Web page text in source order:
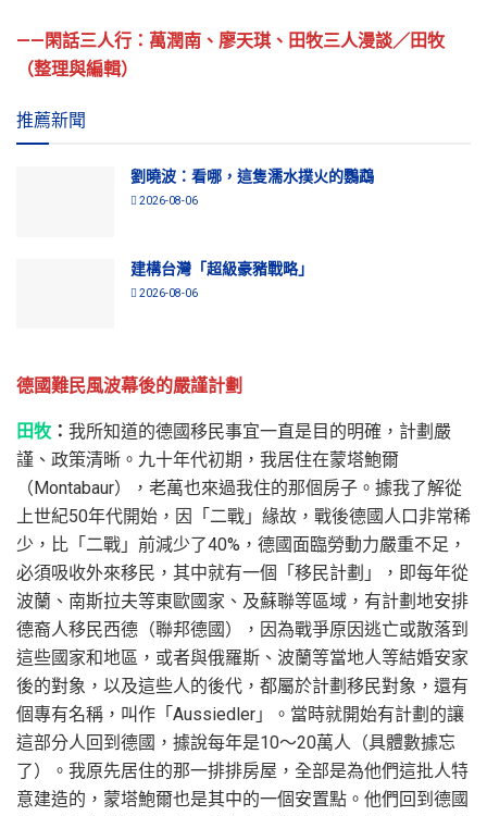
——閑話三人行：萬潤南、廖天琪、田牧三人漫談／田牧
（整理與編輯）
推薦新聞
劉曉波：看哪，這隻濡水撲火的鸚鵡
2026-08-06
建構台灣「超級豪豬戰略」
2026-08-06
德國難民風波幕後的嚴謹計劃
田牧 ： 我所知道的德國移民事宜一直是目的明確，計劃嚴
謹、政策清晰。九十年代初期，我居住在蒙塔鮑爾
（Montabaur），老萬也來過我住的那個房子。據我了解從
上世紀50年代開始，因「二戰」緣故，戰後德國人口非常稀
少，比「二戰」前減少了40%，德國面臨勞動力嚴重不足，
必須吸收外來移民，其中就有一個「移民計劃」，即每年從
波蘭、南斯拉夫等東歐國家、及蘇聯等區域，有計劃地安排
德裔人移民西德（聯邦德國），因為戰爭原因逃亡或散落到
這些國家和地區，或者與俄羅斯、波蘭等當地人等結婚安家
後的對象，以及這些人的後代，都屬於計劃移民對象，還有
個專有名稱，叫作「Aussiedler」。當時就開始有計劃的讓
這部分人回到德國，據說每年是10〜20萬人（具體數據忘
了）。我原先居住的那一排排房屋，全部是為他們這批人特
意建造的，蒙塔鮑爾也是其中的一個安置點。他們回到德國